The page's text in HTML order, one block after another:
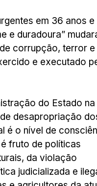
em 36 anos e
e duradoura”
corrupção, terror e
e executado
do Estado na
desapropriação
é o nível de
fruto de políticas
da violação
judicializada e